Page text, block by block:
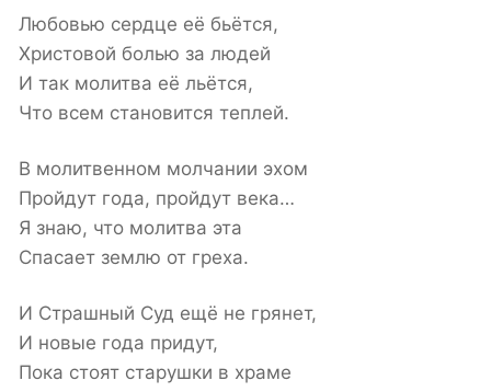
Любовью сердце её бьётся,
Христовой болью за людей
И так молитва её льётся,
Что всем становится теплей.
В молитвенном молчании эхом
Пройдут года, пройдут века…
Я знаю, что молитва эта
Спасает землю от греха.
И Страшный Суд ещё не грянет,
И новые года придут,
Пока стоят старушки в храме